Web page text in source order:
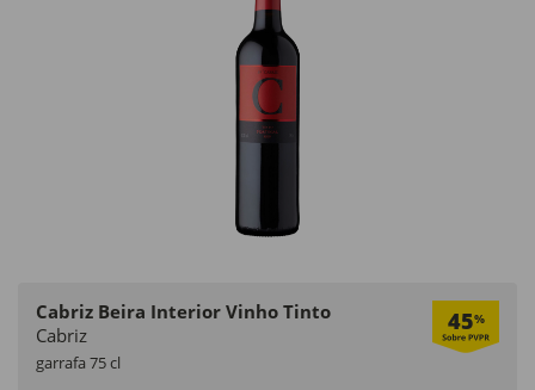
Cabriz Beira Interior Vinho Tinto 45%
Cabriz
garrafa 75 cl